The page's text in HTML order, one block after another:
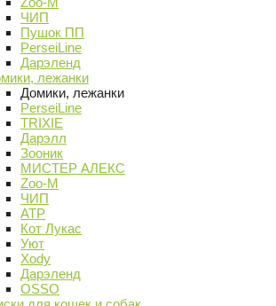
ЧИП
Пушок ПП
PerseiLine
Дарэленд
лежанки
Домики, лежанки
PerseiLine
TRIXIE
Дарэлл
Зооник
МИСТЕР АЛЕКС
Zoo-M
ЧИП
АТР
Кот Лукас
Уют
Xody
Дарэленд
OSSO